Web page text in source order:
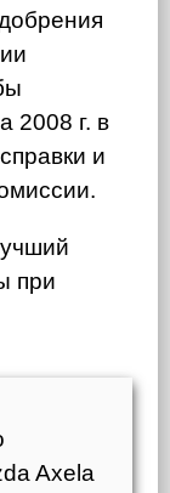
2008 г. в
и
при
Axela